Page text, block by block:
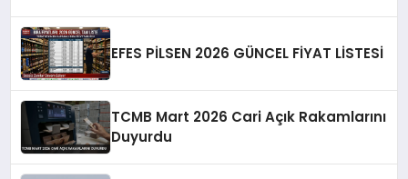
EFES PİLSEN 2026 GÜNCEL FİYAT LİSTESİ
TCMB Mart 2026 Cari Açık Rakamlarını
Duyurdu